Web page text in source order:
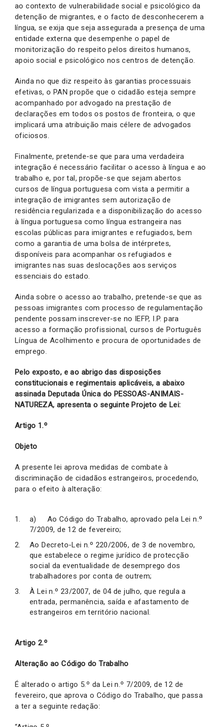
ao contexto de vulnerabilidade social e psicológico da
detenção de migrantes, e o facto de desconhecerem a
língua, se exija que seja assegurada a presença de uma
entidade externa que desempenhe o papel de
monitorização do respeito pelos direitos humanos,
apoio social e psicológico nos centros de detenção.
Ainda no que diz respeito às garantias processuais
efetivas, o PAN propõe que o cidadão esteja sempre
acompanhado por advogado na prestação de
declarações em todos os postos de fronteira, o que
implicará uma atribuição mais célere de advogados
oficiosos.
Finalmente, pretende-se que para uma verdadeira
integração é necessário facilitar o acesso à língua e ao
trabalho e, por tal, propõe-se que sejam abertos
cursos de língua portuguesa com vista a permitir a
integração de imigrantes sem autorização de
residência regularizada e a disponibilização do acesso
à língua portuguesa como língua estrangeira nas
escolas públicas para imigrantes e refugiados, bem
como a garantia de uma bolsa de intérpretes,
disponíveis para acompanhar os refugiados e
imigrantes nas suas deslocações aos serviços
essenciais do estado.
Ainda sobre o acesso ao trabalho, pretende-se que as
pessoas imigrantes com processo de regulamentação
pendente possam inscrever-se no IEFP, I.P. para
acesso a formação profissional, cursos de Português
Língua de Acolhimento e procura de oportunidades de
emprego.
Pelo exposto, e ao abrigo das disposições
constitucionais e regimentais aplicáveis, a abaixo
assinada Deputada Única do PESSOAS-ANIMAIS-
NATUREZA, apresenta o seguinte Projeto de Lei:
Artigo 1.º
Objeto
A presente lei aprova medidas de combate à
discriminação de cidadãos estrangeiros, procedendo,
para o efeito à alteração:
a) Ao Código do Trabalho, aprovado pela Lei n.º
7/2009, de 12 de fevereiro;
Ao Decreto-Lei n.º 220/2006, de 3 de novembro,
que estabelece o regime jurídico de protecção
social da eventualidade de desemprego dos
trabalhadores por conta de outrem;
À Lei n.º 23/2007, de 04 de julho, que regula a
entrada, permanência, saída e afastamento de
estrangeiros em território nacional.
Artigo 2.º
Alteração ao Código do Trabalho
É alterado o artigo 5.º da Lei n.º 7/2009, de 12 de
fevereiro, que aprova o Código do Trabalho, que passa
a ter a seguinte redação: